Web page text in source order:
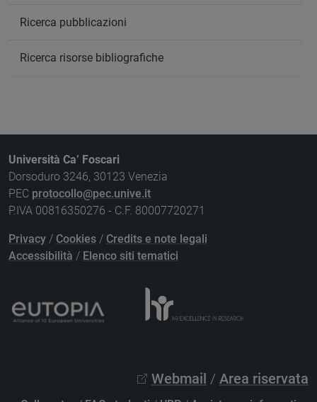
Ricerca pubblicazioni
Ricerca risorse bibliografiche
Università Ca’ Foscari
Dorsoduro 3246, 30123 Venezia
PEC protocollo@pec.unive.it
P.IVA 00816350276 - C.F. 80007720271
Privacy / Cookies / Credits e note legali
Accessibilità / Elenco siti tematici
Webmail / Area riservata